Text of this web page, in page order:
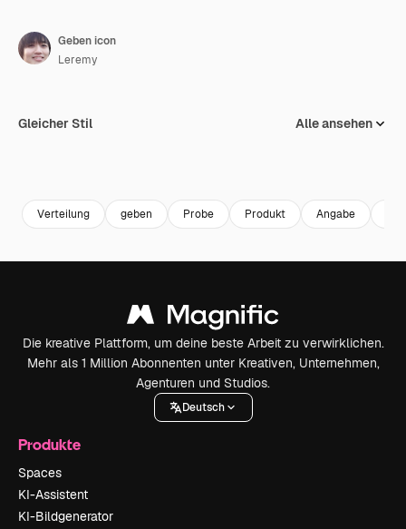
Geben icon
Leremy
Gleicher Stil Alle ansehen
Verteilung geben Probe Produkt Angabe
Die kreative Plattform, um deine beste Arbeit zu verwirklichen.
Mehr als 1 Million Abonnenten unter Kreativen, Unternehmen,
Agenturen und Studios.
Deutsch
Produkte
Spaces
KI-Assistent
KI-Bildgenerator